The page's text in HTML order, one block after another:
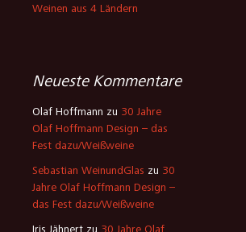
Weinen aus 4 Ländern
Neueste Kommentare
Olaf Hoffmann zu 30 Jahre
Olaf Hoffmann Design – das
Fest dazu/Weißweine
Sebastian WeinundGlas zu 30
Jahre Olaf Hoffmann Design –
das Fest dazu/Weißweine